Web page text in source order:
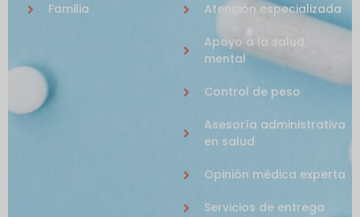
Familia Atención especializada
Apoyo a la salud
mental
Control de peso
Asesoría administrativa
en salud
Opinión médica experta
Servicios de entrega